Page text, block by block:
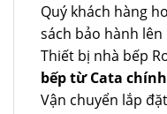
Quý khách hàng
sách bảo hành
Thiết bị nhà bếp
bếp từ Cata
Vận chuyển lắp